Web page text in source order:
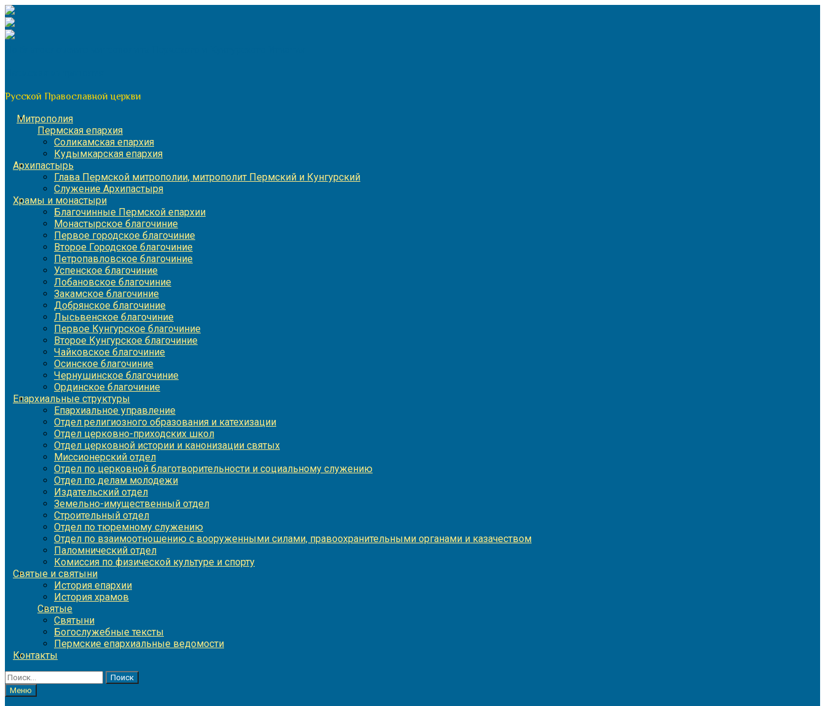
Перейти
к
содержимому
Русской Православной церкви
Митрополия
Пермская епархия
Соликамская епархия
Кудымкарская епархия
Архипастырь
Глава Пермской митрополии, митрополит Пермский и Кунгурский
Служение Архипастыря
Храмы и монастыри
Благочинные Пермской епархии
Монастырское благочиние
Первое городское благочиние
Второе Городское благочиние
Петропавловское благочиние
Успенское благочиние
Лобановское благочиние
Закамское благочиние
Добрянское благочиние
Лысьвенское благочиние
Первое Кунгурское благочиние
Второе Кунгурское благочиние
Чайковское благочиние
Осинское благочиние
Чернушинское благочиние
Ординское благочиние
Епархиальные структуры
Епархиальное управление
Отдел религиозного образования и катехизации
Отдел церковно-приходских школ
Отдел церковной истории и канонизации святых
Миссионерский отдел
Отдел по церковной благотворительности и социальному служению
Отдел по делам молодежи
Издательский отдел
Земельно-имущественный отдел
Строительный отдел
Отдел по тюремному служению
Отдел по взаимоотношению с вооруженными силами, правоохранительными органами и казачеством
Паломнический отдел
Комиссия по физической культуре и спорту
Святые и святыни
История епархии
История храмов
Святые
Святыни
Богослужебные тексты
Пермские епархиальные ведомости
Контакты
Найти:
Меню